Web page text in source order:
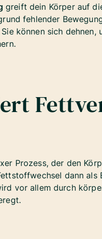
greift dein Körper auf
fehlender
können sich dehnen,
Prozess, der den
dann als
vor allem durch